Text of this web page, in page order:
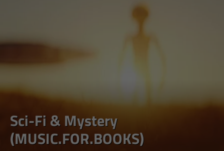
Sci-Fi & Mystery
(MUSIC.FOR.BOOKS)